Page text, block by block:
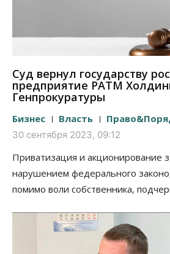
Суд вернул государству
предприятие РАТМ
Генпрокуратуры
Бизнес Власть
30 сентября 2023, 09:12
Приватизация и акционирование
нарушением федерального
помимо воли собственника,